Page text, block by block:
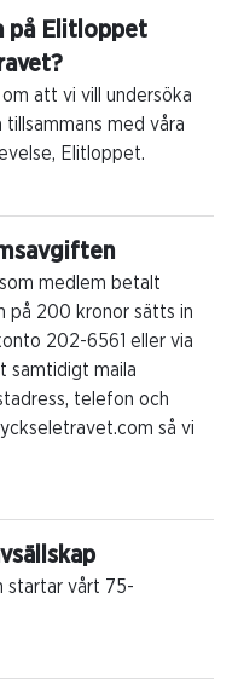
på Elitloppet
att vi vill undersöka
med våra
Elitloppet.
medlem betalt
på 200 kronor sätts in
202-6561 eller via
samtidigt maila
telefon och
så vi
startar vårt 75-